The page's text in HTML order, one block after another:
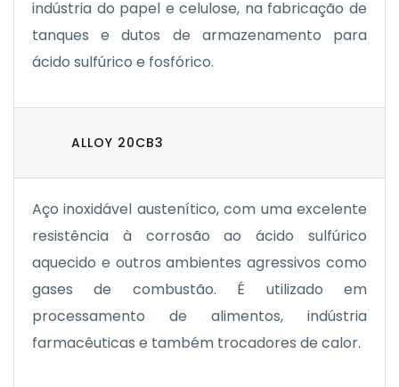
indústria do papel e celulose, na fabricação de
tanques e dutos de armazenamento para
ácido sulfúrico e fosfórico.
ALLOY 20CB3
Aço inoxidável austenítico, com uma excelente
resistência à corrosão ao ácido sulfúrico
aquecido e outros ambientes agressivos como
gases de combustão. É utilizado em
processamento de alimentos, indústria
farmacêuticas e também trocadores de calor.